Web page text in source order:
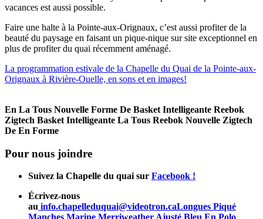
vacances est aussi possible.
Faire une halte à la Pointe-aux-Orignaux, c’est aussi profiter de la
beauté du paysage en faisant un pique-nique sur site exceptionnel en
plus de profiter du quai récemment aménagé.
La programmation estivale de la Chapelle du Quai de la Pointe-aux-
Orignaux à Rivière-Ouelle, en sons et en images!
En La Tous Nouvelle Forme De Basket Intelligeante Reebok
Zigtech Basket Intelligeante La Tous Reebok Nouvelle Zigtech
De En Forme
Pour nous joindre
Suivez la Chapelle du quai sur Facebook !
Écrivez-nous
au info.chapelleduquai@videotron.caLongues Piqué